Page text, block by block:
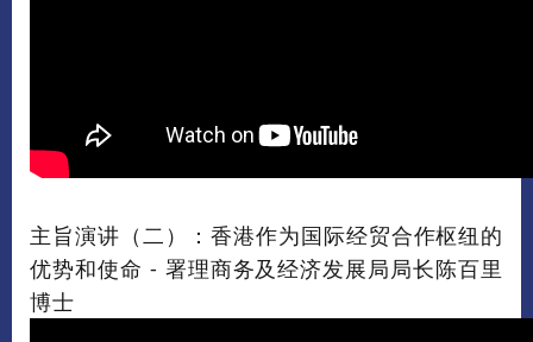
主旨演讲（二）：香港作为国际经贸合作枢纽的
优势和使命 - 署理商务及经济发展局局长陈百里
博士